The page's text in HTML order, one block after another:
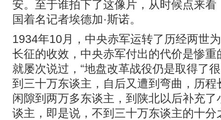
安。至于谁拍下了这像片，从时候点来
国着名记者埃德加·斯诺。
1934年10月，中央赤军运转了历经两世
长征的收效，中央赤军付出的代价是惨
就屡次说过，“地盘改革战役仍是取得了
到三十万东谈主，自后又遭到弯曲，历
闲隙到两万多东谈主，到陕北以后补充
谈主，即是说，不到三十万东谈主的十分